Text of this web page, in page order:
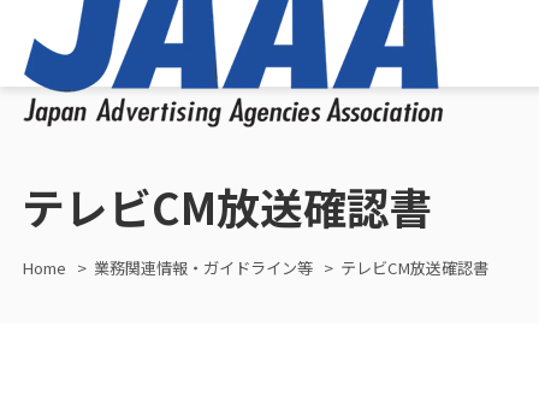
テレビCM放送確認書
Home 業務関連情報・ガイドライン等 テレビCM放送確認書